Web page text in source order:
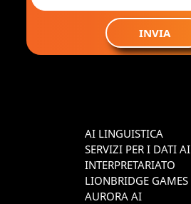
INVIA
AI LINGUISTICA
SERVIZI PER I DATI AI
INTERPRETARIATO
LIONBRIDGE GAMES
AURORA AI